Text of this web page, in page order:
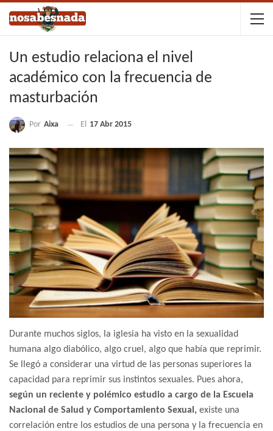
Un estudio relaciona el nivel
académico con la frecuencia de
masturbación
Por Aixa El 17 Abr 2015
Durante muchos siglos, la iglesia ha visto en la sexualidad
humana algo diabólico, algo cruel, algo que había que reprimir.
Se llegó a considerar una virtud de las personas superiores la
capacidad para reprimir sus instintos sexuales. Pues ahora,
según un reciente y polémico estudio a cargo de la Escuela
Nacional de Salud y Comportamiento Sexual, existe una
correlación entre los estudios de una persona y la frecuencia en